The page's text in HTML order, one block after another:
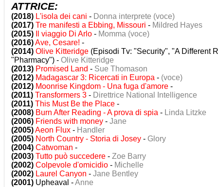
ATTRICE:
(2018) L'isola dei cani - Donna interprete (voce)
(2017) Tre manifesti a Ebbing, Missouri - Mildred Hayes
(2015)
Il viaggio Di Arlo - Momma (voce)
(2016)Ave, Cesare! -
(2014) Olive Kitteridge (Episodi Tv: "Security", "A Different
"Pharmacy") - Olive Kitteridge
(2013) Promised Land - Sue Thomason
(2012) Madagascar 3: Ricercati in Europa - (voce)
(2012) Moonrise Kingdom - Una fuga d'amore -
(2011) Transformers 3 - Direttrice National Intelligence
(2011) This Must Be the Place -
(2008) Burn After Reading - A prova di spia - Linda Litzke
(2006) Friends with money - Jane
(2005)Aeon Flux - Handler
(2005) North Country - Storia di Josey - Glory
(2004) Catwoman -
(2003) Tutto può succedere - Zoe Barry
(2002) Colpevole d'omicidio - Michelle
(2002) Laurel Canyon - Jane Bentley
(2001) Upheaval -Anne